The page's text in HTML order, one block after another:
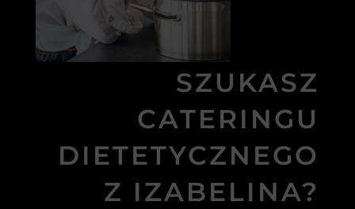
SZUKASZ
CATERINGU
DIETETYCZNEGO
Z IZABELINA?